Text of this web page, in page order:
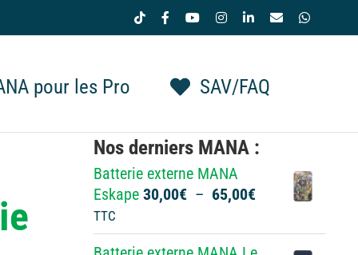
Tiktok FacebookYouTubeInstagramLinkedIn
Email
pour les Pro SAV/FAQ
Nos derniers MANA :
Batterie externe MANA
Eskape 30,00€ – 65,00€Plage
prix :
TTC